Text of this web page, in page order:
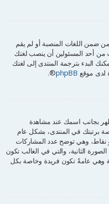
ضمن اللغات المنصبة أو لم يقم
من أحد المسئولين أن ينصب لغتك
البدء بترجمة المنتدى إلى لغتك
لدى موقع phpBB
®.
بجانب اسمك عند مشاهدة
برتبتك في المنتدى، بشكل عام
وهي توضح عدد المشاركات
الثانية، والتي في الغالب تكون
وهي عامةً تكون فريدة وخاصة بكل